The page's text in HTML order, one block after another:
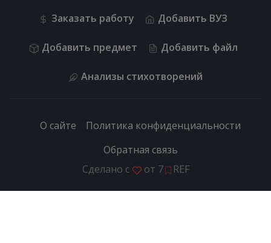
Заказать работу Добавить ВУЗ
Добавить предмет Добавить файл
Анализы стихотворений
О сайте
Политика конфиденциальности
Обратная связь
Сделано с
от 7 REF